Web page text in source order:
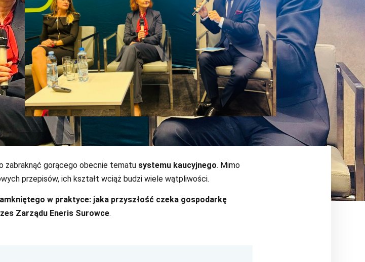
zabraknąć gorącego obecnie tematu systemu kaucyjnego. Mimo
przepisów, ich kształt wciąż budzi wiele wątpliwości.
w praktyce: jaka przyszłość czeka gospodarkę
Zarządu Eneris Surowce.